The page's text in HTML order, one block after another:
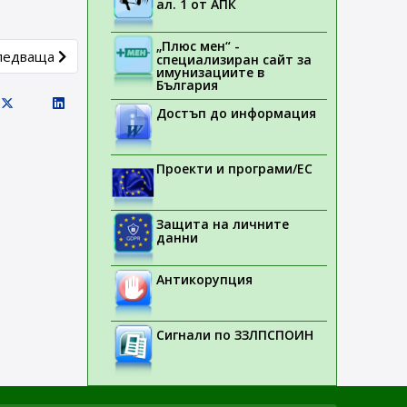
article: ADR campaign - 2
ал. 1 от АПК
„Плюс мен“ -
специализиран сайт за
имунизациите в
България
Достъп до информация
Проекти и програми/ЕС
Защита на личните
данни
Антикорупция
Сигнали по ЗЗЛПСПОИН